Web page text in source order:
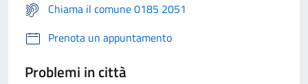
Chiama il comune 0185 2051
Prenota un appuntamento
Problemi in città